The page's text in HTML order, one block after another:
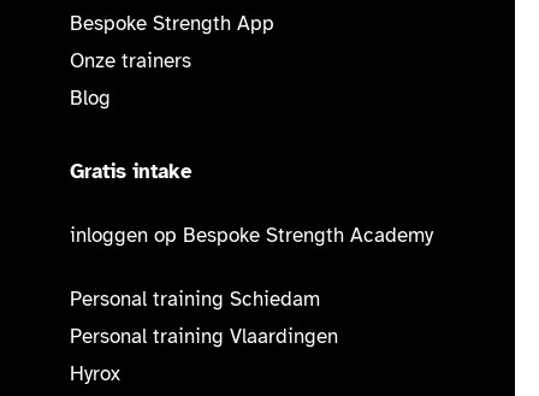
Bespoke Strength App
Onze trainers
Blog
Gratis intake
inloggen op Bespoke Strength Academy
Personal training Schiedam
Personal training Vlaardingen
Hyrox